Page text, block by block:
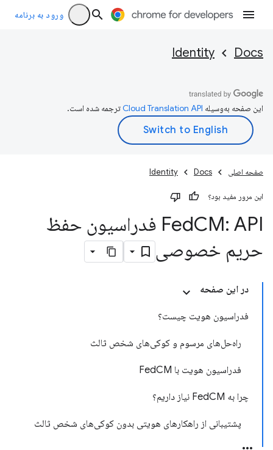
ورود به برنامه
Docs
Identity
این صفحه به‌وسیله ترجمه شده است.
صفحه اصلی Docs
Identity
این مرور مفید بود؟
Fed CM: API فدراسیون حفظ
حریم خصوصی
در این صفحه
فدراسیون هویت چیست؟
راه‌حل‌های مرسوم و کوکی‌های شخص ثالث
فدراسیون هویت با FedCM
چرا به FedCM نیاز داریم؟
پشتیبانی از راهکارهای هویتی بدون کوکی‌های شخص ثالث